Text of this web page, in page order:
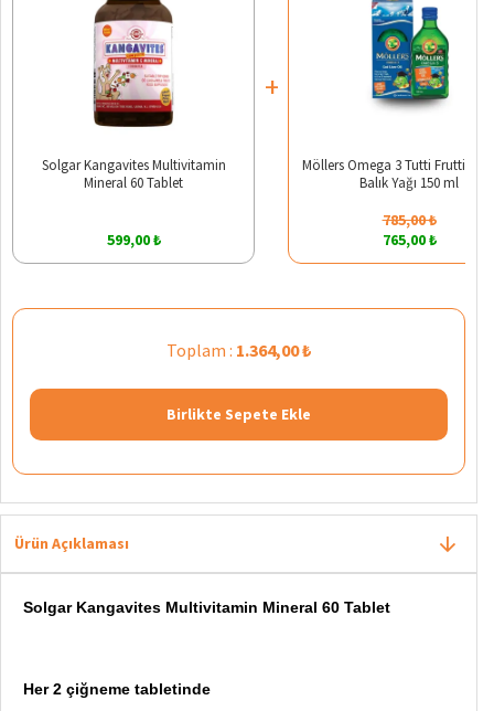
Solgar Kangavites Multivitamin
Mineral 60 Tablet
599,00 ₺
+
Möllers Omega 3 Tutti Frutti
Balık Yağı 150 ml
785,00 ₺
765,00 ₺
Toplam : 1.364,00 ₺
Birlikte Sepete Ekle
Ürün Açıklaması
Solgar Kangavites Multivitamin Mineral 60 Tablet
Her 2 çiğneme tabletinde